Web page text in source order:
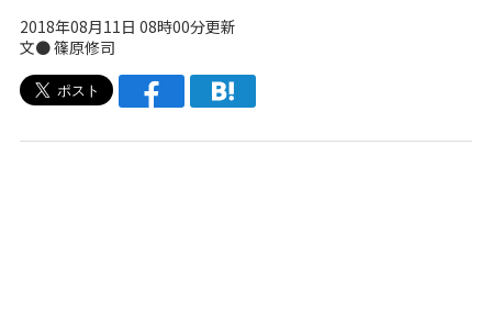
2018年08月11日 08時00分更新
文● 篠原修司